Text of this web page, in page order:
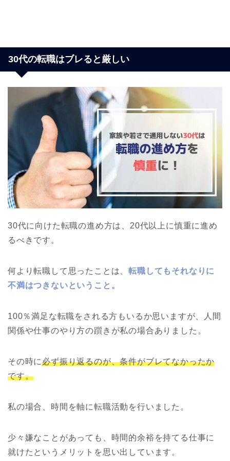
30代の転職はブレると厳しい
30代に向けた転職の進め方は、20代以上に慎重に進め
るべきです。
何より転職して思ったことは、転職してもそれなりに
不満はつきないということ。
100％満足な転職をされる方もいるか思いますが、人間
関係や仕事のやり方の躓きが私の場合ありました。
その時に必ず振り返るのが、条件がブレてなかったか
です。
私の場合、時間を軸に転職活動を行いました。
少々嫌なことがあっても、時間的余裕を持てる仕事に
就けたというメリットを思い出しています。